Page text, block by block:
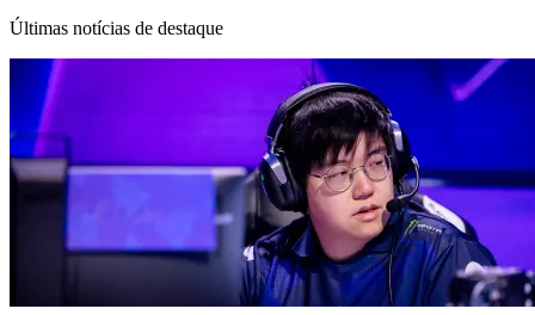
Últimas notícias de destaque